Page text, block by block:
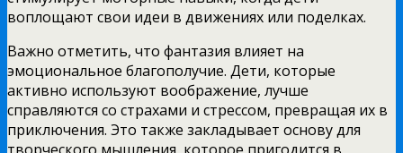
воплощают свои идеи в движениях или поделках.
Важно отметить, что фантазия влияет на
эмоциональное благополучие. Дети, которые
активно используют воображение, лучше
справляются со страхами и стрессом, превращая их в
приключения. Это также закладывает основу для